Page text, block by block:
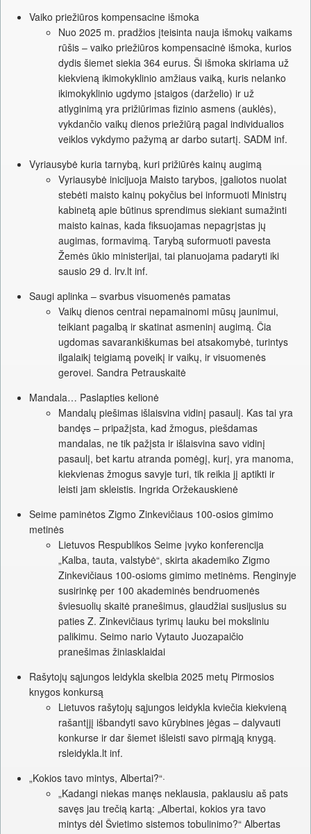
Vaiko priežiūros kompensacine išmoka
Nuo 2025 m. pradžios įteisinta nauja išmokų vaikams
rūšis – vaiko priežiūros kompensacinė išmoka, kurios
dydis šiemet siekia 364 eurus. Ši išmoka skiriama už
kiekvieną ikimokyklinio amžiaus vaiką, kuris nelanko
ikimokyklinio ugdymo įstaigos (darželio) ir už
atlyginimą yra prižiūrimas fizinio asmens (auklės),
vykdančio vaikų dienos priežiūrą pagal individualios
veiklos vykdymo pažymą ar darbo sutartį. SADM inf.
Vyriausybė kuria tarnybą, kuri prižiūrės kainų augimą
Vyriausybė inicijuoja Maisto tarybos, įgaliotos nuolat
stebėti maisto kainų pokyčius bei informuoti Ministrų
kabinetą apie būtinus sprendimus siekiant sumažinti
maisto kainas, kada fiksuojamas nepagrįstas jų
augimas, formavimą. Tarybą suformuoti pavesta
Žemės ūkio ministerijai, tai planuojama padaryti iki
sausio 29 d. lrv.lt inf.
Saugi aplinka – svarbus visuomenės pamatas
Vaikų dienos centrai nepamainomi mūsų jaunimui,
teikiant pagalbą ir skatinat asmeninį augimą. Čia
ugdomas savarankiškumas bei atsakomybė, turintys
ilgalaikį teigiamą poveikį ir vaikų, ir visuomenės
gerovei. Sandra Petrauskaitė
Mandala… Paslapties kelionė
Mandalų piešimas išlaisvina vidinį pasaulį. Kas tai yra
bandęs – pripažįsta, kad žmogus, piešdamas
mandalas, ne tik pažįsta ir išlaisvina savo vidinį
pasaulį, bet kartu atranda pomėgį, kurį, yra manoma,
kiekvienas žmogus savyje turi, tik reikia jį aptikti ir
leisti jam skleistis. Ingrida Oržekauskienė
Seime paminėtos Zigmo Zinkevičiaus 100-osios gimimo
metinės
Lietuvos Respublikos Seime įvyko konferencija
„Kalba, tauta, valstybė“, skirta akademiko Zigmo
Zinkevičiaus 100-osioms gimimo metinėms. Renginyje
susirinkę per 100 akademinės bendruomenės
šviesuolių skaitė pranešimus, glaudžiai susijusius su
paties Z. Zinkevičiaus tyrimų lauku bei moksliniu
palikimu. Seimo nario Vytauto Juozapaičio
pranešimas žiniasklaidai
Rašytojų sąjungos leidykla skelbia 2025 metų Pirmosios
knygos konkursą
Lietuvos rašytojų sąjungos leidykla kviečia kiekvieną
rašantįjį išbandyti savo kūrybines jėgas – dalyvauti
konkurse ir dar šiemet išleisti savo pirmąją knygą.
rsleidykla.lt inf.
„Kokios tavo mintys, Albertai?“·
„Kadangi niekas manęs neklausia, paklausiu aš pats
savęs jau trečią kartą: „Albertai, kokios yra tavo
mintys dėl Švietimo sistemos tobulinimo?“ Albertas